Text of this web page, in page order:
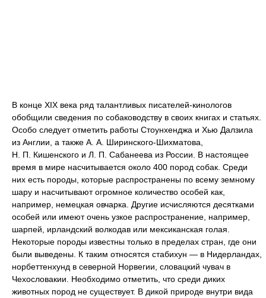
В конце XIX века ряд талантливых писателей-кинологов
обобщили сведения по собаководству в своих книгах и статьях.
Особо следует отметить работы Стоунхенджа и Хью Далзила
из Англии, а также А. А. Ширинского-Шихматова,
Н. П. Кишенского и Л. П. Сабанеева из России. В настоящее
время в мире насчитывается около 400 пород собак. Среди
них есть породы, которые распространены по всему земному
шару и насчитывают огромное количество особей как,
например, немецкая овчарка. Другие исчисляются десятками
особей или имеют очень узкое распространение, например,
шарпей, ирландский волкодав или мексиканская голая.
Некоторые породы известны только в пределах стран, где они
были выведены. К таким относятся стабихун — в Нидерландах,
норбеттенхунд в северной Норвегии, словацкий чувач в
Чехословакии. Необходимо отметить, что среди диких
животных пород не существует. В дикой природе внутри вида